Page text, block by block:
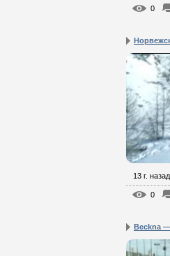
0
13 г. назад
0
Beckna